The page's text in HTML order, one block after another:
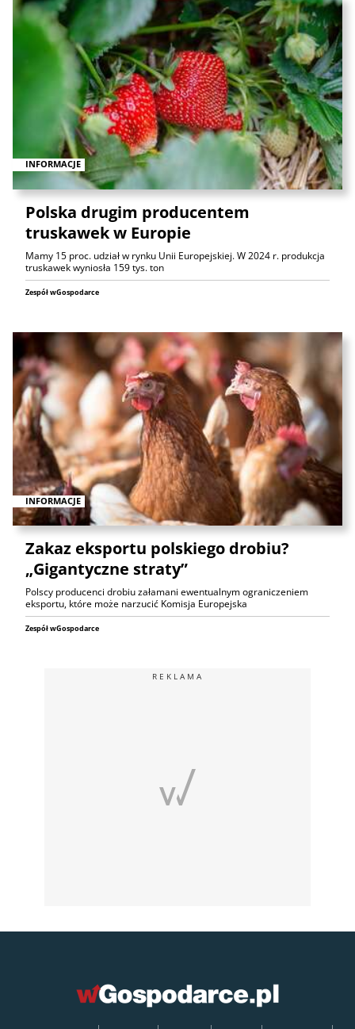
INFORMACJE
Polska drugim producentem
truskawek w Europie
Mamy 15 proc. udział w rynku Unii Europejskiej. W 2024 r. produkcja
truskawek wyniosła 159 tys. ton
Zespół wGospodarce
INFORMACJE
Zakaz eksportu polskiego drobiu?
„Gigantyczne straty”
Polscy producenci drobiu załamani ewentualnym ograniczeniem
eksportu, które może narzucić Komisja Europejska
Zespół wGospodarce
REKLAMA